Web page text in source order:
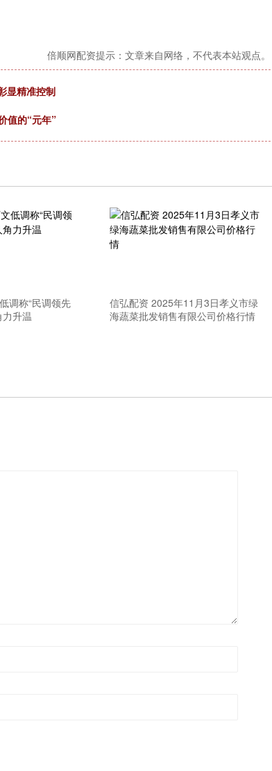
倍顺网配资提示：文章来自网络，不代表本站观点。
显精准控制
值的“元年”
调称“民调领先
升温
信弘配资 2025年11月3日孝义市绿
海蔬菜批发销售有限公司价格行情